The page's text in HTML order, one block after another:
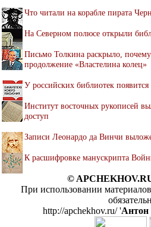
Что читали на корабле пирата
На Северном полюсе открыли
Письмо Толкина раскрыло, почему
продолжение «Властелина колец»
У российских библиотек
Институт восточных рукописей
доступ
Записи Леонардо да Винчи
К расшифровке манускрипта
©
При использовании
http://apchekhov.ru/ 'Антон